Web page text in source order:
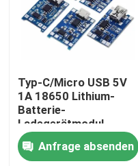
Produkte
Über uns
Typ-C/Micro USB 5V
1A 18650 Lithium-
Batterie-
Ladegerätmodul
TP4056 mit Schutz
und Dual-Funktionen
Anfrage absenden